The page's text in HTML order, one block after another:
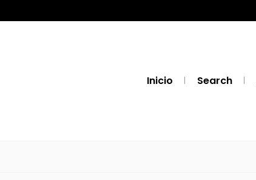
Inicio Search